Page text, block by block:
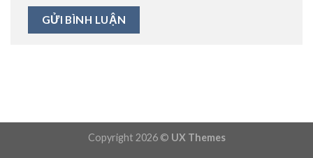
Copyright 2026 © UX Themes